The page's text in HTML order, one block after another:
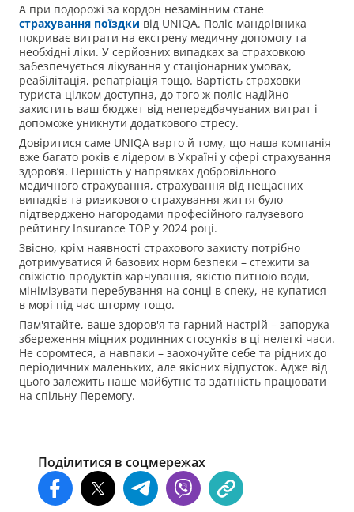
А при подорожі за кордон незамінним стане
страхування поїздки від UNIQA. Поліс мандрівника
покриває витрати на екстрену медичну допомогу та
необхідні ліки. У серйозних випадках за страховкою
забезпечується лікування у стаціонарних умовах,
реабілітація, репатріація тощо. Вартість страховки
туриста цілком доступна, до того ж поліс надійно
захистить ваш бюджет від непередбачуваних витрат і
допоможе уникнути додаткового стресу.
Довіритися саме UNIQA варто й тому, що наша компанія
вже багато років є лідером в Україні у сфері страхування
здоров’я. Першість у напрямках добровільного
медичного страхування, страхування від нещасних
випадків та ризикового страхування життя було
підтверджено нагородами професійного галузевого
рейтингу Insurance TOP у 2024 році.
Звісно, крім наявності страхового захисту потрібно
дотримуватися й базових норм безпеки – стежити за
свіжістю продуктів харчування, якістю питною води,
мінімізувати перебування на сонці в спеку, не купатися
в морі під час шторму тощо.
Пам'ятайте, ваше здоров'я та гарний настрій – запорука
збереження міцних родинних стосунків в ці нелегкі часи.
Не соромтеся, а навпаки – заохочуйте себе та рідних до
періодичних маленьких, але якісних відпусток. Адже від
цього залежить наше майбутнє та здатність працювати
на спільну Перемогу.
Поділитися в соцмережах